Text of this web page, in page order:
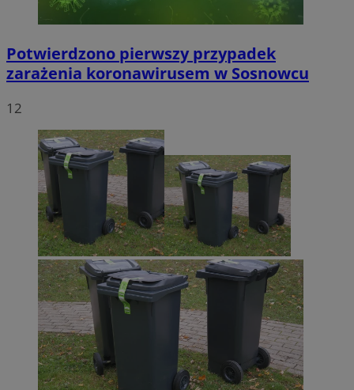
Potwierdzono pierwszy przypadek
zarażenia koronawirusem w Sosnowcu
12